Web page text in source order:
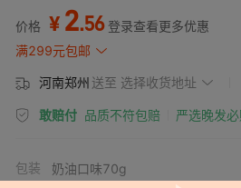
价格 ¥ 2.56 登录查看更多优惠
满299元包邮
河南郑州 送至 选择收货地址
敢赔付 品质不符包赔 严选晚发
包装
奶油口味70g